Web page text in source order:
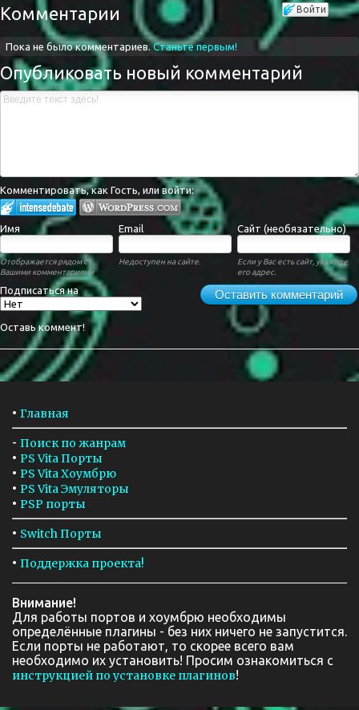
Войти
Комментарии
Пока не было комментариев.Станьте первым!
Опубликовать новый комментарий
Комментировать, как Гость, или войти:
Имя Email Сайт (необязательно)
Отображается рядом с
Вашими комментариями
Недоступен на сайте.
Если у Вас есть сайт, укажите
его адрес.
Оставить комментарий
Подписаться на
Оставь коммент!
• Главная
- Поиск по жанрам
• PS Vita Порты
• PS Vita Хоумбрю
• PS Vita Эмуляторы
• PSP порты
• Switch Порты
• Поддержка проекта!
Внимание!
Для работы портов и хоумбрю необходимы
определённые плагины - без них ничего не запустится.
Если порты не работают, то скорее всего вам
необходимо их установить! Просим ознакомиться с
инструкцией по установке плагинов!